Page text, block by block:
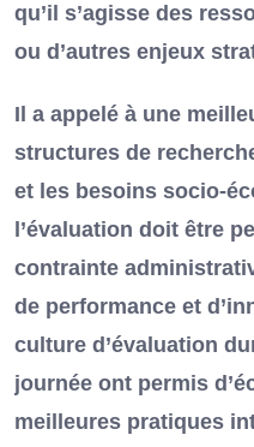
qu’il s’agisse des
ou d’autres enjeux
Il a appelé à une
structures de
et les besoins socio-
l’évaluation doit être
contrainte
de performance et
culture d’évaluation
journée ont permis
meilleures pratiques